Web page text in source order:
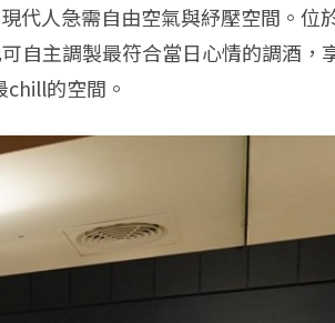
代人急需自由空氣與紓壓空間。位
自主調製最符合當日心情的調酒，
的空間。